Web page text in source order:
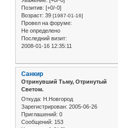
Позитив: [+0/-0]
Возраст: 39 [1987-01-16]
Провел на форуме:
Не определено
Последний визит:
2008-01-16 12:35:11
Санкир
Отринувший Тьму, Отринутый
Светом.
Откуда: Н.Новгород
Зарегистрирован: 2005-06-26
Приглашений: 0
Сообщений: 153